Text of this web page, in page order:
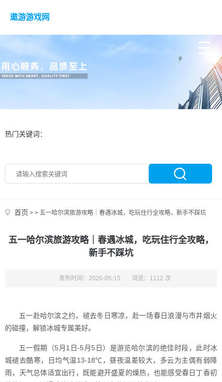
遨游游戏网
热门关键词：
首页 > > 五一哈尔滨旅游攻略｜春遇冰城，吃玩住行全攻略，新手不踩坑
五一哈尔滨旅游攻略｜春遇冰城，吃玩住行全攻略，
新手不踩坑
发布时间：2026-05-15 浏览：1112 次
五一赴哈尔滨之约，褪去冬日寒凉，赴一场春日浪漫与市井烟火
的碰撞，解锁冰城专属美好。
五一假期（5月1日-5月5日）是游览哈尔滨的绝佳时段，此时冰
城褪去酷寒，日均气温13-18℃，昼夜温差较大，多云为主偶有弱降
雨，天气总体适宜出行，既能避开盛夏的燥热，也能感受春日丁香初